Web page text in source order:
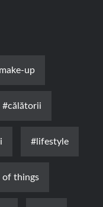
up
#călătorii
#lifestyle
things